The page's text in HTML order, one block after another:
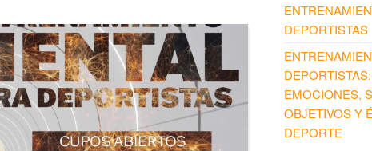
n
g
er
Li
n
k
a
m
dI
n
DEPORTISTAS
EMOCIONES,
OBJETIVOS Y
DEPORTE